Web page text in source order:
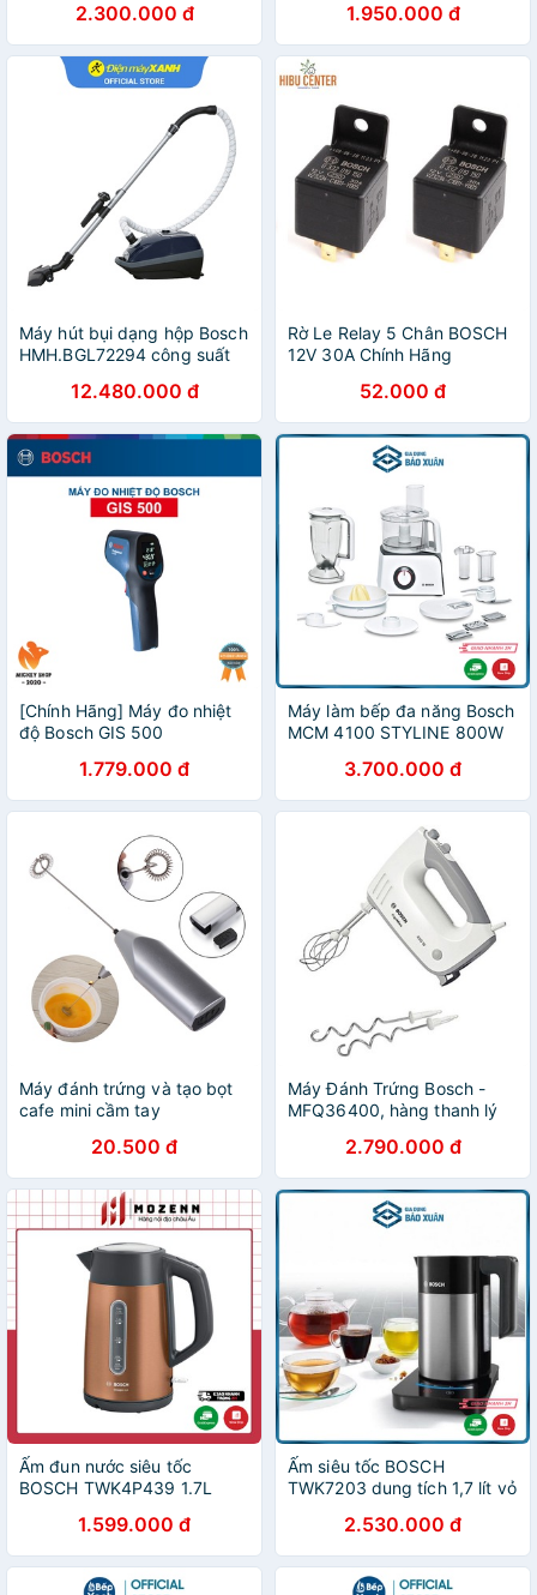
2.300.000 đ 1.950.000 đ
Máy hút bụi dạng hộp Bosch
HMH.BGL72294 công suất
Chính hãng BH 2 năm
12.480.000 đ
Rờ Le Relay 5 Chân BOSCH
12V 30A Chính Hãng
52.000 đ
[Chính Hãng] Máy đo nhiệt
độ Bosch GIS 500
1.779.000 đ
Máy làm bếp đa năng Bosch
MCM 4100 STYLINE 800W
3.700.000 đ
Máy đánh trứng và tạo bọt
cafe mini cầm tay
20.500 đ
Máy Đánh Trứng Bosch -
MFQ36400, hàng thanh lý
2.790.000 đ
Ấm đun nước siêu tốc
BOSCH TWK4P439 1.7L
chính hãng]1.599.000 đ
Ấm siêu tốc BOSCH
TWK7203 dung tích 1,7 lít vỏ
2.530.000 đ